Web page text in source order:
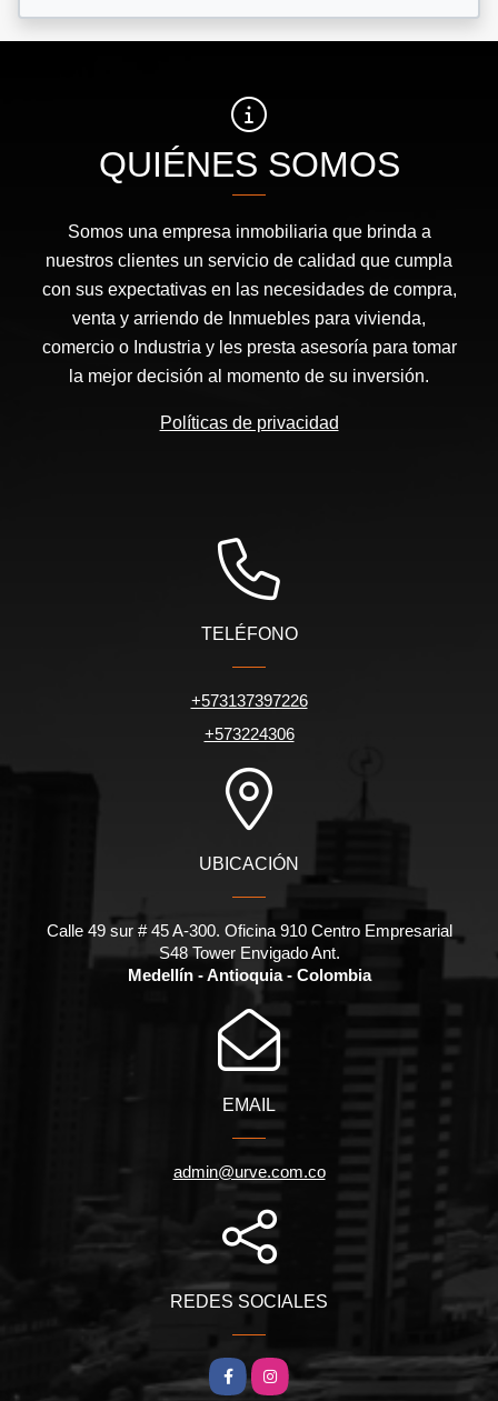
QUIÉNES SOMOS
Somos una empresa inmobiliaria que brinda a
nuestros clientes un servicio de calidad que cumpla
con sus expectativas en las necesidades de compra,
venta y arriendo de Inmuebles para vivienda,
comercio o Industria y les presta asesoría para tomar
la mejor decisión al momento de su inversión.
Políticas de privacidad
TELÉFONO
+573137397226
+573224306
UBICACIÓN
Calle 49 sur # 45 A-300. Oficina 910 Centro Empresarial
S48 Tower Envigado Ant.
Medellín - Antioquia - Colombia
EMAIL
admin@urve.com.co
REDES SOCIALES
FacebookInstagram